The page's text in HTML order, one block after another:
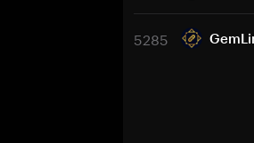
5285